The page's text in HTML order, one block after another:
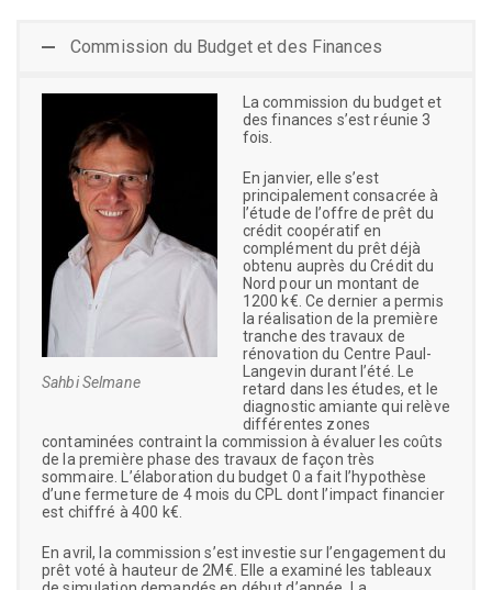
Commission du Budget et des Finances
Sahbi Selmane
La commission du budget et
des finances s’est réunie 3
fois.
En janvier, elle s’est
principalement consacrée à
l’étude de l’offre de prêt du
crédit coopératif en
complément du prêt déjà
obtenu auprès du Crédit du
Nord pour un montant de
1200 k€. Ce dernier a permis
la réalisation de la première
tranche des travaux de
rénovation du Centre Paul-
Langevin durant l’été. Le
retard dans les études, et le
diagnostic amiante qui relève
différentes zones
contaminées contraint la commission à évaluer les coûts
de la première phase des travaux de façon très
sommaire. L’élaboration du budget 0 a fait l’hypothèse
d’une fermeture de 4 mois du CPL dont l’impact financier
est chiffré à 400 k€.
En avril, la commission s’est investie sur l’engagement du
prêt voté à hauteur de 2M€. Elle a examiné les tableaux